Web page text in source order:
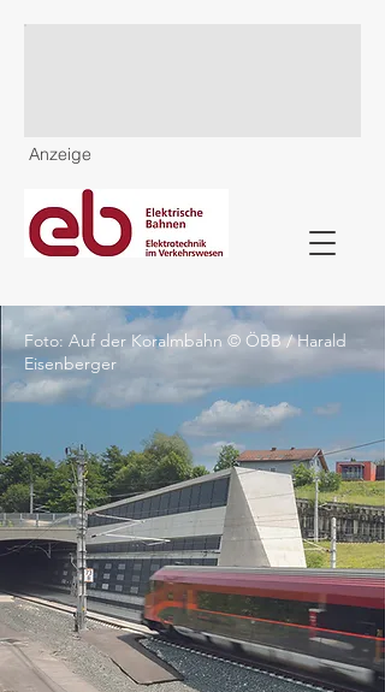
Anzeige
Foto: Auf der Koralmbahn © ÖBB / Harald
Eisenberger